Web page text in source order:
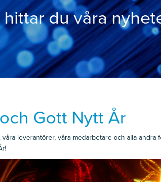
hittar du våra
Gott Nytt År
våra leverantörer, våra medarbetare och alla